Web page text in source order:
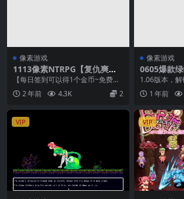
像素游戏
1113像素NTRPG【复仇爽
文】末日之下~背叛的代价！
アゾット 官中
【每日签到可以得1个金币~免费兑
换1个游戏】 ①把后缀名为.zipP改
为zip和...
2 年前 4.3K 2
像素游戏
0605爆款
到极致是像
文】
1.06版本，解
浩二和女儿
在一座巨大...
1 年前
VIP VIP